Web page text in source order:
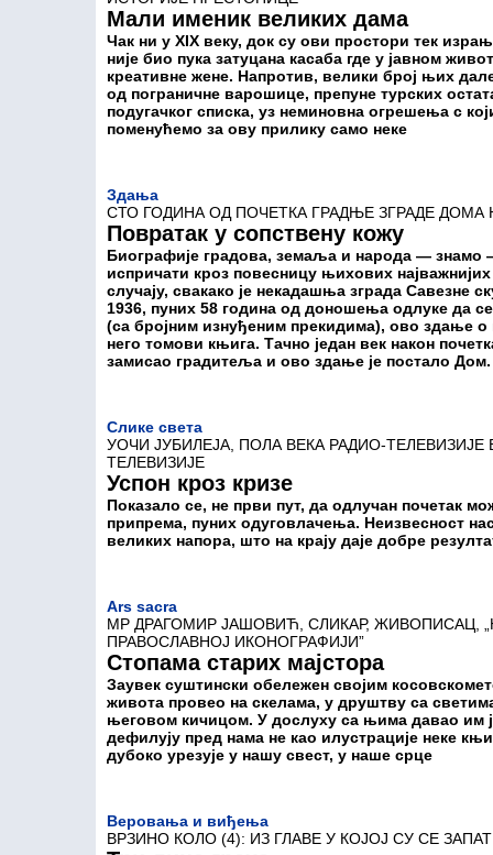
Мали именик великих дама
Чак ни у XIX веку, док су ови простори тек
није био пука затуцана касаба где у јавном
креативне жене. Напротив, велики број њих
од пограничне варошице, препуне турских
подугачког списка, уз неминовна огрешења с
поменућемо за ову прилику само неке
Здања
СТО ГОДИНА ОД ПОЧЕТКА ГРАДЊЕ ЗГРАДЕ
Повратак у сопствену кожу
Биографије градова, земаља и народа — знамо
испричати кроз повесницу њихових
случају, свакако је некадашња зграда Савезне
1936, пуних 58 година од доношења одлуке да
(са бројним изнуђеним прекидима), ово здање
него томови књига. Тачно један век након
замисао градитеља и ово здање је постало
Слике света
УОЧИ ЈУБИЛЕЈА, ПОЛА ВЕКА РАДИО-
ТЕЛЕВИЗИЈЕ
Успон кроз кризе
Показало се, не први пут, да одлучан почетак
припрема, пуних одуговлачења. Неизвесност
великих напора, што на крају даје добре
Ars sacra
МР ДРАГОМИР ЈАШОВИЋ, СЛИКАР, ЖИВОПИСАЦ,
ПРАВОСЛАВНОЈ ИКОНОГРАФИЈИ”
Стопама старих мајстора
Заувек суштински обележен својим
живота провео на скелама, у друштву са
његовом кичицом. У дослуху са њима давао им
дефилују пред нама не као илустрације неке
дубоко урезује у нашу свест, у наше срце
Веровања и виђења
ВРЗИНО КОЛО (4): ИЗ ГЛАВЕ У КОЈОЈ СУ СЕ